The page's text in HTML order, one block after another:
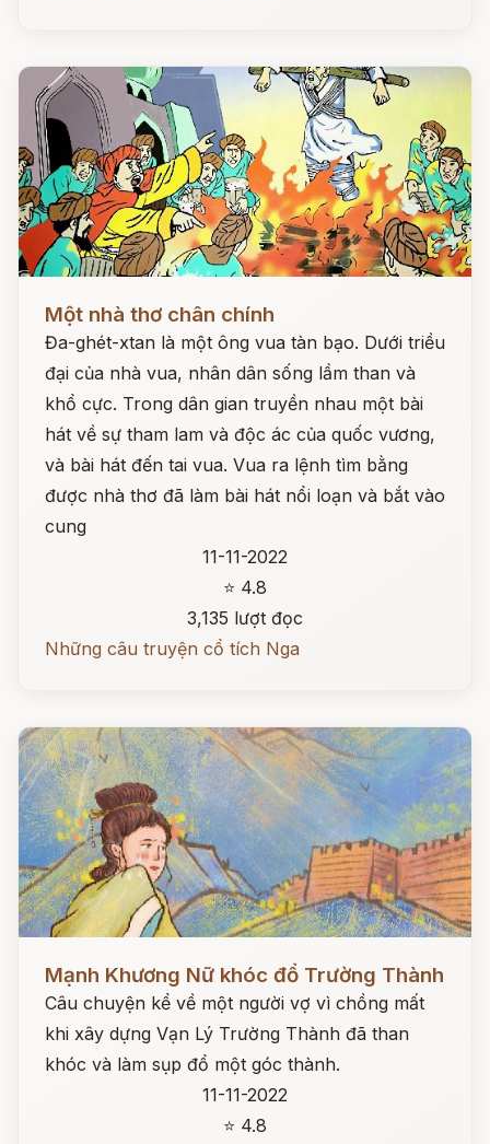
Một nhà thơ chân chính
Đa-ghét-xtan là một ông vua tàn bạo. Dưới triều
đại của nhà vua, nhân dân sống lầm than và
khổ cực. Trong dân gian truyền nhau một bài
hát về sự tham lam và độc ác của quốc vương,
và bài hát đến tai vua. Vua ra lệnh tìm bằng
được nhà thơ đã làm bài hát nổi loạn và bắt vào
cung
11-11-2022
⭐ 4.8
3,135 lượt đọc
Những câu truyện cổ tích Nga
Mạnh Khương Nữ khóc đổ Trường Thành
Câu chuyện kể về một người vợ vì chồng mất
khi xây dựng Vạn Lý Trường Thành đã than
khóc và làm sụp đổ một góc thành.
11-11-2022
⭐ 4.8